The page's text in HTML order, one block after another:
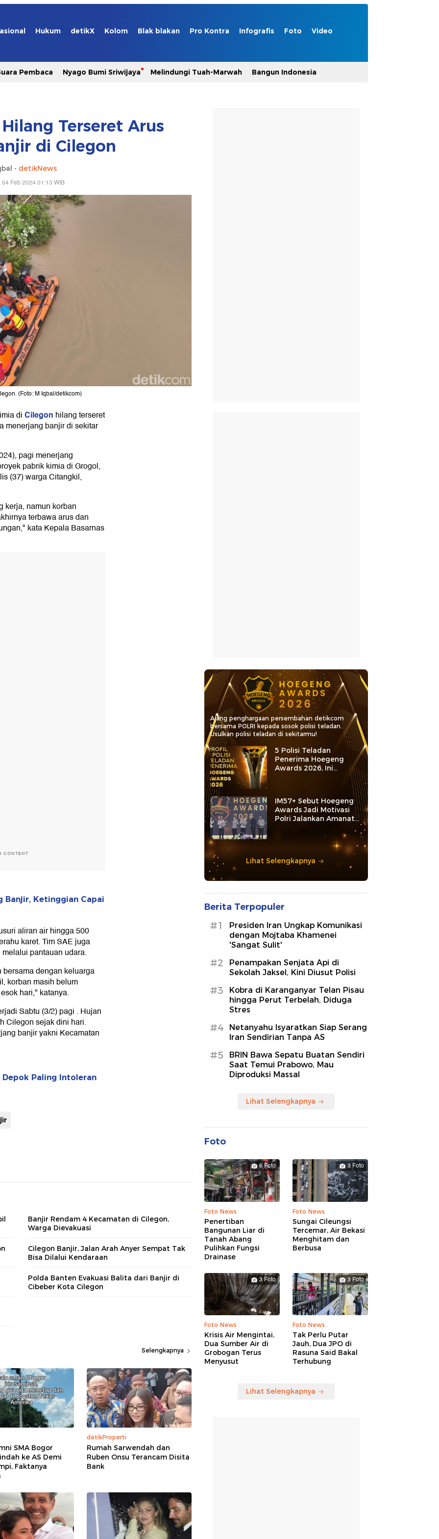
Hukum detikX Kolom Blak blakan Pro Kontra Infografis Foto Video
Pembaca Nyago Bumi Sriwijaya Melindungi Tuah-Marwah Bangun Indonesia
Terseret Arus
di Cilegon
- detikNews
04 Feb 2024 01:13 WIB
(Foto: M Iqbal/detikcom)
diCilegon hilang terseret
menerjang banjir di sekitar
pagi menerjang
pabrik kimia di Grogol,
(37) warga Citangkil,
kerja, namun korban
terbawa arus dan
kata Kepala Basarnas
CONTENT
Banjir, Ketinggian Capai
aliran air hingga 500
karet. Tim SAE juga
pantauan udara.
dengan keluarga
korban masih belum
hari," katanya.
Sabtu (3/2) pagi . Hujan
Cilegon sejak dini hari.
banjir yakni Kecamatan
Depok Paling Intoleran
Banjir Rendam 4 Kecamatan di Cilegon,
Warga Dievakuasi
Cilegon Banjir, Jalan Arah Anyer Sempat Tak
Bisa Dilalui Kendaraan
Polda Banten Evakuasi Balita dari Banjir di
Cibeber Kota Cilegon
Selengkapnya
SMA Bogor
ke AS Demi
Faktanya
detikProperti
Rumah Sarwendah dan
Ruben Onsu Terancam Disita
Bank
Ajang penghargaan persembahan detikcom
bersama POLRI kepada sosok polisi teladan.
Usulkan polisi teladan di sekitarmu!
5 Polisi Teladan
Penerima Hoegeng
Awards 2026, Ini
Kategori dan Kiprahnya
IM57+ Sebut Hoegeng
Awards Jadi Motivasi
Polri Jalankan Amanat
Lihat Selengkapnya
Berita Terpopuler
#1
Presiden Iran Ungkap Komunikasi
dengan Mojtaba Khamenei
'Sangat Sulit'
#2
Penampakan Senjata Api di
Sekolah Jaksel, Kini Diusut Polisi
#3
Kobra di Karanganyar Telan Pisau
hingga Perut Terbelah, Diduga
Stres
#4
Netanyahu Isyaratkan Siap Serang
Iran Sendirian Tanpa AS
#5
BRIN Bawa Sepatu Buatan Sendiri
Saat Temui Prabowo, Mau
Diproduksi Massal
Lihat Selengkapnya
Foto
6 Foto
Foto News
Penertiban
Bangunan Liar di
Tanah Abang
Pulihkan Fungsi
Drainase
3 Foto
Foto News
Sungai Cileungsi
Tercemar, Air Bekasi
Menghitam dan
Berbusa
3 Foto
Foto News
Krisis Air Mengintai,
Dua Sumber Air di
Grobogan Terus
Menyusut
3 Foto
Foto News
Tak Perlu Putar
Jauh, Dua JPO di
Rasuna Said Bakal
Terhubung
Lihat Selengkapnya